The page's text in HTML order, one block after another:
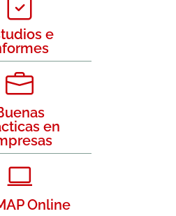
e
en
Online